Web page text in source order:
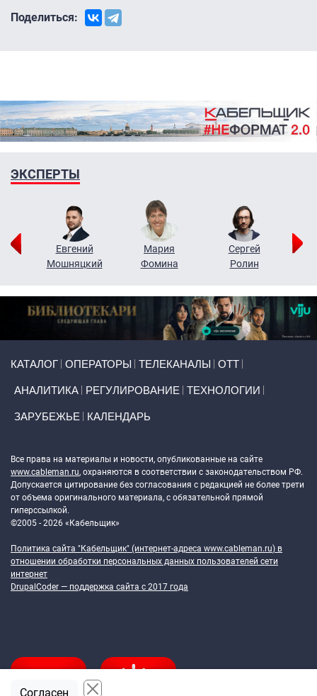
Поделиться:
ЭКСПЕРТЫ
Евгений
Мошняцкий
Мария
Фомина
Сергей
Ролин
КАТАЛОГ ОПЕРАТОРЫ ТЕЛЕКАНАЛЫ ОТТ
АНАЛИТИКА РЕГУЛИРОВАНИЕ ТЕХНОЛОГИИ
ЗАРУБЕЖЬЕ КАЛЕНДАРЬ
Все права на материалы и новости, опубликованные на сайте
www.cableman.ru, охраняются в соответствии с законодательством РФ.
Допускается цитирование без согласования с редакцией не более трети
от объема оригинального материала, с обязательной прямой
гиперссылкой.
©2005 - 2026 «Кабельщик»
Политика сайта "Кабельщик" (интернет-адреса www.cableman.ru) в
отношении обработки персональных данных пользователей сети
интернет
DrupalCoder — поддержка сайта c 2017 года
Согласен